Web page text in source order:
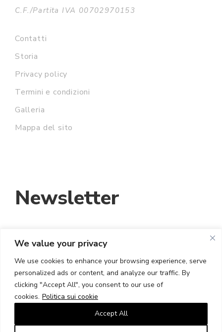
We value your privacy
We use cookies to enhance your browsing experience, serve
personalized ads or content, and analyze our traffic. By
clicking "Accept All", you consent to our use of
cookies. Politica sui cookie
Accept All
C.F./Partita IVA 00702970153
Contatti
Storia
Privacy policy
Termini e condizioni
Galleria
Mappa del sito
Newsletter
INDIRIZZO EMAIL:
HO LETTO E ACCETTO I TERMINI E LE
CONDIZIONI